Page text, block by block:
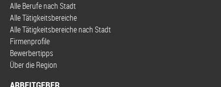
Alle Berufe nach Stadt
Alle Tätigkeitsbereiche
Alle Tätigkeitsbereiche nach Stadt
Firmenprofile
Bewerbertipps
Über die Region